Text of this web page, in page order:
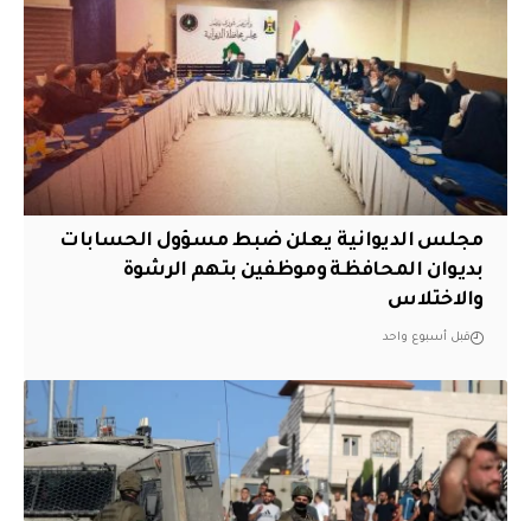
مجلس الديوانية يعلن ضبط مسؤول الحسابات
بديوان المحافظة وموظفين بتهم الرشوة
والاختلاس
قبل أسبوع واحد